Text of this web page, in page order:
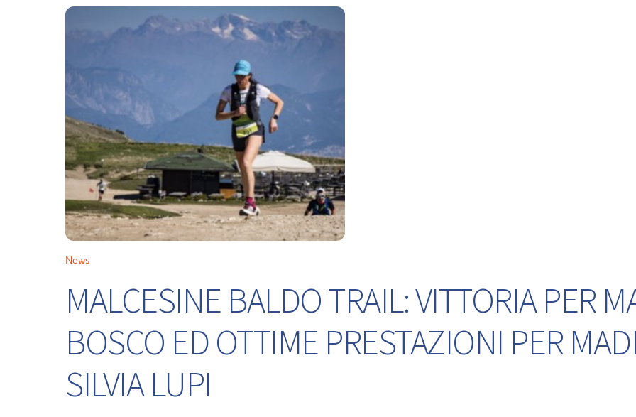
News
MALCESINE BALDO TRAIL: VITTORIA PER
BOSCO ED OTTIME PRESTAZIONI PER
SILVIA LUPI